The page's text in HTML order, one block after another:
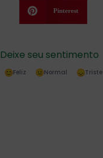
Pinterest
Deixe seu sentimento
Feliz Normal Triste